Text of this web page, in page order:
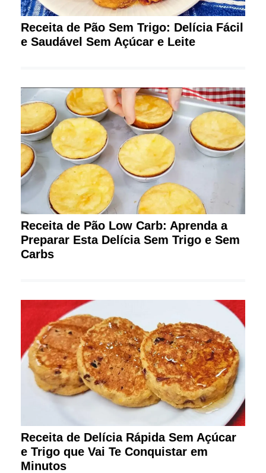
Receita de Pão Sem Trigo: Delícia Fácil
e Saudável Sem Açúcar e Leite
Receita de Pão Low Carb: Aprenda a
Preparar Esta Delícia Sem Trigo e Sem
Carbs
Receita de Delícia Rápida Sem Açúcar
e Trigo que Vai Te Conquistar em
Minutos